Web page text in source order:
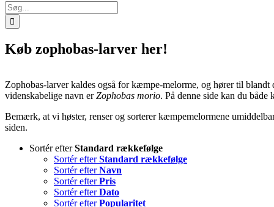
Søg
efter:
Køb zophobas-larver her!
Zophobas-larver kaldes også for kæmpe-melorme, og hører til
videnskabelige navn erZophobas morio. På denne side kan du
Bemærk, at vi høster, renser og sorterer kæmpemelormene
siden.
Sortér efterStandard rækkefølge
Sortér efterStandard rækkefølge
Sortér efterNavn
Sortér efterPris
Sortér efterDato
Sortér efterPopularitet